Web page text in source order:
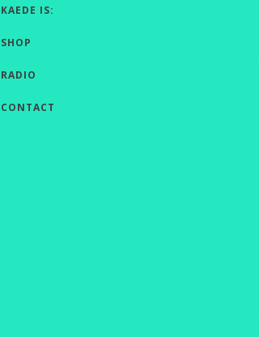
KAEDE IS:
SHOP
RADIO
CONTACT